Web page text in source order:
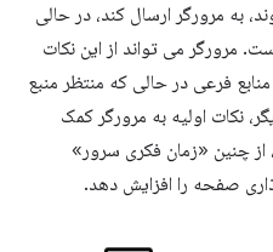
به مرورگر ارسال کند، در حالی
مرورگر می تواند از این نکات
فرعی در حالی که منتظر منبع
نکات اولیه به مرورگر کمک
از چنین «زمان فکری سرور»
صفحه را افزایش دهد.